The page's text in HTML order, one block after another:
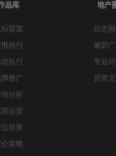
品库
标提案
推执行
动执行
牌推广
场分析
运营
位前策
价策略
地产
动态
兼职
专业
创意